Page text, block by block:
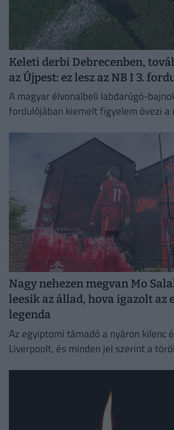
Keleti derbi Debrecenben,
az Újpest: ez lesz az NB I 3.
A magyar élvonalbeli labdarúgó-
fordulójában kiemelt figyelem övezi a
Nagy nehezen megvan Mo
leesik az állad, hova igazolt az
legenda
Az egyiptomi támadó a nyáron kilenc
Liverpoolt, és minden jel szerint a